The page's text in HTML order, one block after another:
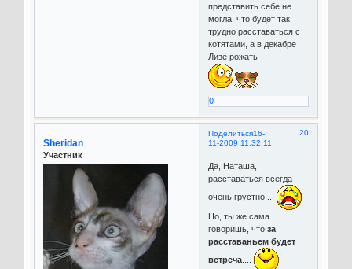
представить себе не
могла, что будет так
трудно расставаться с
котятами, а в декабре
Лизе рожать
0
Поделиться 20
16-
11-2009 11:32:11
Sheridan
Участник
Да, Наташа,
расставаться всегда
очень грустно....
Но, ты же сама
говоришь, что за
расставаньем будет
встреча....